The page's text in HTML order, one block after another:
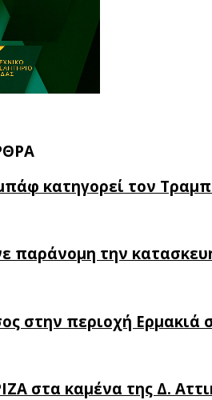
κατηγορεί τον
παράνομη την
στην περιοχή Ερμακιά
στα καμένα της Δ.